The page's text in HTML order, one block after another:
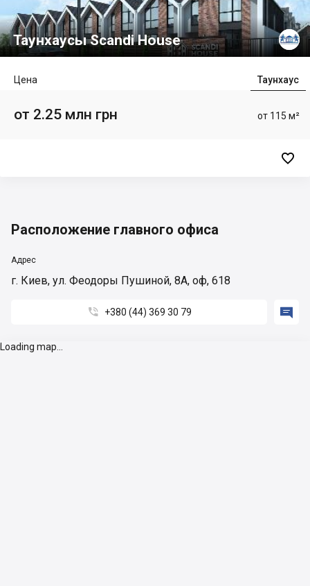
Таунхаусы Scandi House
Таунхаус
Цена
от 115 м²
от 2.25 млн грн

Расположение главного офиса
Адрес
г. Киев, ул. Феодоры Пушиной, 8А, оф, 618
 +380 (44) 369 30 79 
Loading map...